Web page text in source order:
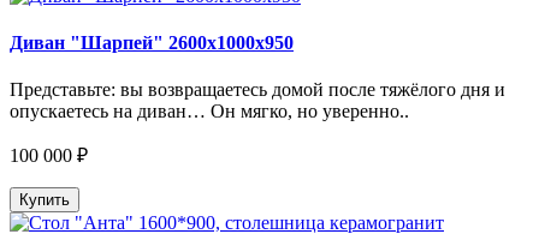
Диван "Шарпей" 2600х1000х950
Представьте: вы возвращаетесь домой после тяжёлого дня и
опускаетесь на диван… Он мягко, но уверенно..
100 000 ₽
Купить